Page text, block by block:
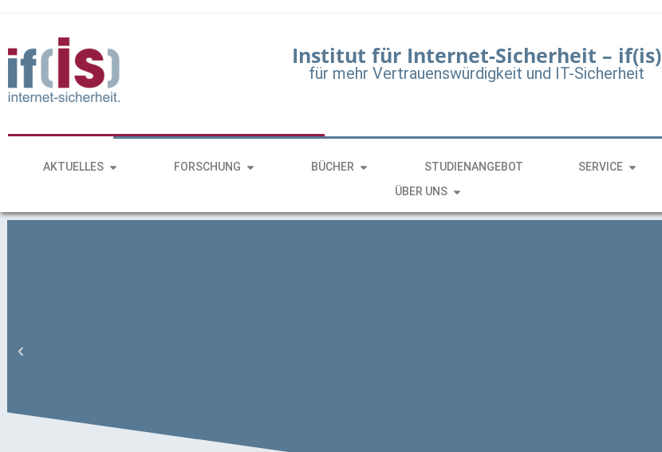
Institut für Internet-Sicherheit – if(is)
für mehr Vertrauenswürdigkeit und IT-Sicherheit
AKTUELLES FORSCHUNG BÜCHER STUDIENANGEBOT SERVICE
ÜBER UNS